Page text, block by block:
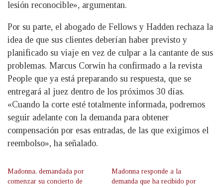
lesión reconocible», argumentan.
Por su parte, el abogado de Fellows y Hadden rechaza la
idea de que sus clientes deberían haber previsto y
planificado su viaje en vez de culpar a la cantante de sus
problemas. Marcus Corwin ha confirmado a la revista
People que ya está preparando su respuesta, que se
entregará al juez dentro de los próximos 30 días.
«Cuando la corte esté totalmente informada, podremos
seguir adelante con la demanda para obtener
compensación por esas entradas, de las que exigimos el
reembolso», ha señalado.
Madonna, demandada por
comenzar su concierto de
Madonna responde a la
demanda que ha recibido por